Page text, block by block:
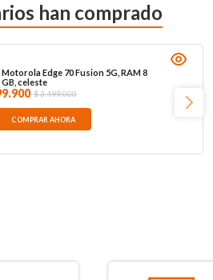
han comprado
Edge 70 Fusion 5G, RAM 8
GB, celeste
.900 $3.499.000
COMPRAR AHORA